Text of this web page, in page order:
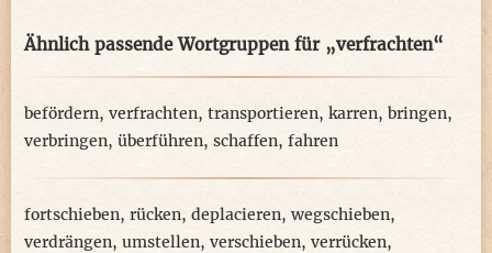
Ähnlich passende Wortgruppen für „verfrachten“
befördern, verfrachten, transportieren, karren, bringen,
verbringen, überführen, schaffen, fahren
fortschieben, rücken, deplacieren, wegschieben,
verdrängen, umstellen, verschieben, verrücken,